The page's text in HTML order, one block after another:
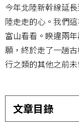
今年北陸新幹線延
陸走走的心。我們
富山看看。睽違兩
願，終於走了一趟
行之類的其他之前
文章目錄